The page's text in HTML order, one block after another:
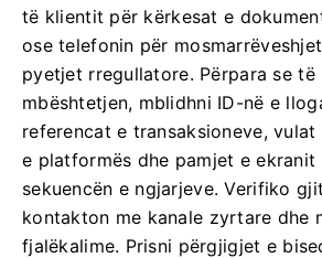
të klientit për kërkesat e
ose telefonin për
pyetjet rregullatore. Përpara se
mbështetjen, mblidhni ID-në e
referencat e transaksioneve,
e platformës dhe pamjet e ekranit
sekuencën e ngjarjeve. Verifiko
kontakton me kanale zyrtare dhe
fjalëkalime. Prisni përgjigjet e